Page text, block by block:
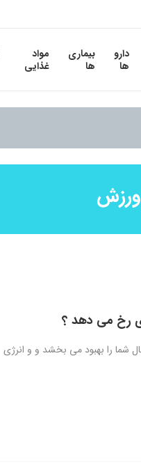
دارو
ها
بیماری
ها
مواد
غذایی
ورزش
رخ می دهد ؟
را بهبود می بخشد و و انرژی